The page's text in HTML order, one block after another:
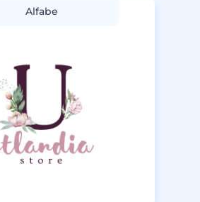
Alfabe